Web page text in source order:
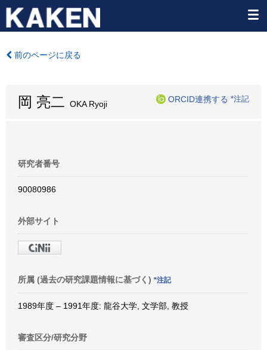
前のページに戻る
岡 亮二 OKA Ryoji
ORCID連携する *注記
研究者番号
90080986
外部サイト
所属 (過去の研究課題情報に基づく) *注記
1989年度 – 1991年度: 龍谷大学, 文学部, 教授
審査区分/研究分野